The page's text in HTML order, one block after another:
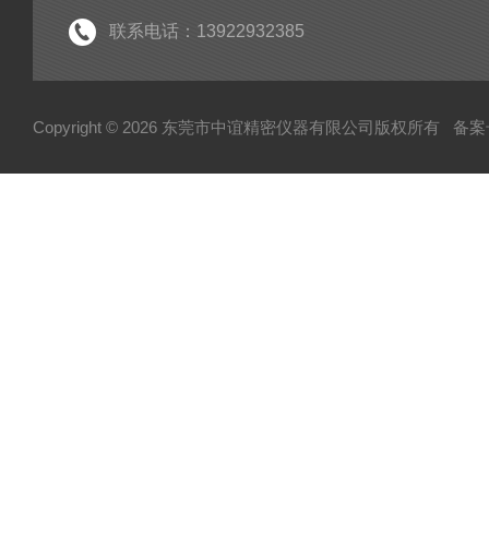
联系电话：13922932385
Copyright © 2026 东莞市中谊精密仪器有限公司版权所有 备案